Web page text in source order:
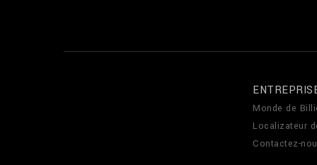
Monde de
Localizateur
Contactez-